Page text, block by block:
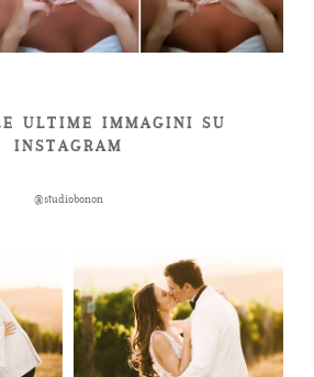
ULTIME IMMAGINI SU
INSTAGRAM
@studiobonon